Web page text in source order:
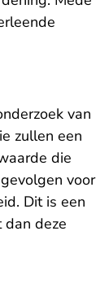
van
zullen een
die
voor
Dit is een
deze